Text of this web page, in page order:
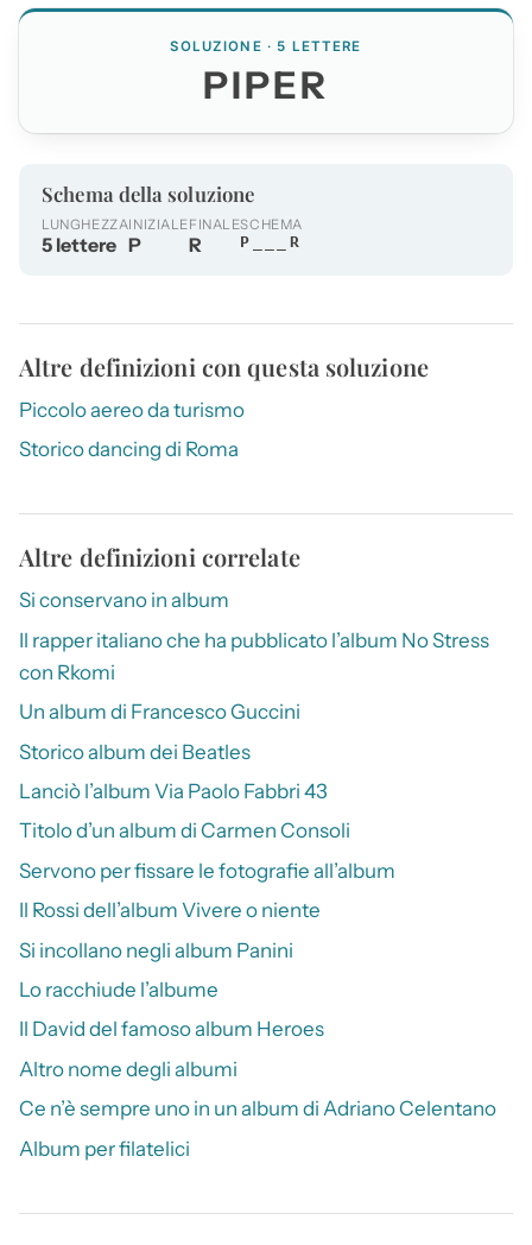
SOLUZIONE · 5 LETTERE
PIPER
Schema della soluzione
LUNGHEZZA
5 lettere
INIZIALE
P
FINALE
R
SCHEMA
P___R
Altre definizioni con questa soluzione
Piccolo aereo da turismo
Storico dancing di Roma
Altre definizioni correlate
Si conservano in album
Il rapper italiano che ha pubblicato l’album No Stress
con Rkomi
Un album di Francesco Guccini
Storico album dei Beatles
Lanciò l’album Via Paolo Fabbri 43
Titolo d’un album di Carmen Consoli
Servono per fissare le fotografie all’album
Il Rossi dell’album Vivere o niente
Si incollano negli album Panini
Lo racchiude l’albume
Il David del famoso album Heroes
Altro nome degli albumi
Ce n’è sempre uno in un album di Adriano Celentano
Album per filatelici